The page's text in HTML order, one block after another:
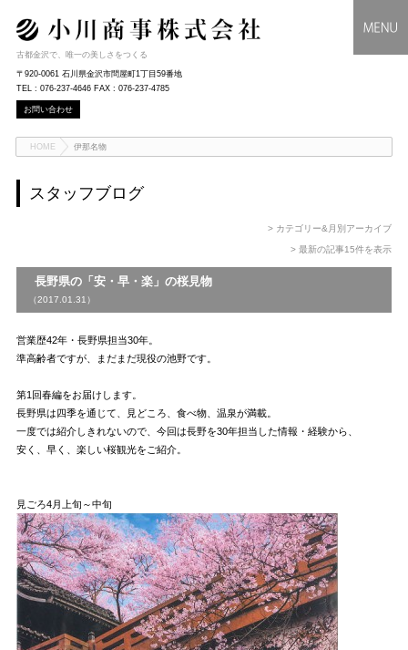
古都金沢で、唯一の美しさをつくる
〒920-0061 石川県金沢市問屋町1丁目59番地
TEL : 076-237-4646 FAX : 076-237-4785
お問い合わせ
HOME 伊那名物
スタッフブログ
> カテゴリー&月別アーカイブ
> 最新の記事15件を表示
長野県の「安・早・楽」の桜見物
（2017.01.31）
営業歴42年・長野県担当30年。
準高齢者ですが、まだまだ現役の池野です。
第1回春編をお届けします。
長野県は四季を通じて、見どころ、食べ物、温泉が満載。
一度では紹介しきれないので、今回は長野を30年担当した情報・経験から、
安く、早く、楽しい桜観光をご紹介。
見ごろ4月上旬～中旬